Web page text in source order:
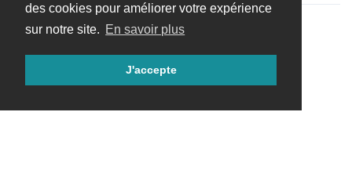
des cookies pour améliorer votre expérience
sur notre site. En savoir plus
J'accepte
Charger davantage